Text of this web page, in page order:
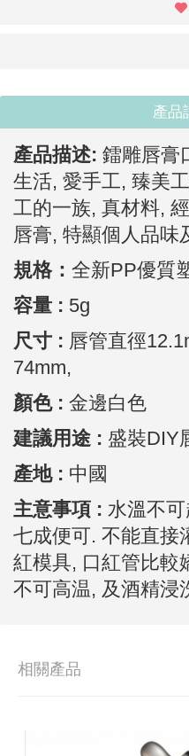
產品
產品描述: 鐳雕唇膏
生活, 愛手工, 臻美
工的一族, 真材料,
唇膏, 特顯個人品味
規格： 全新PP優質
容量 : 5g
尺寸 : 唇管直徑
74mm,
顏色: 金邊白色
建議用途 : 盛裝DIY
產地: 中國
主意事項 : 水溫不
七成便可. 不能直接
紅模具, 口紅管比較
不可高温, 及酒精浸
相關產品